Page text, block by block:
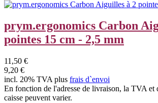
prym.ergonomics Carbon
pointes 15 cm - 2,5 mm
11,50 €
9,20 €
incl. 20% TVA plus frais d`envoi
En fonction de l'adresse de livraison, la TVA et
caisse peuvent varier.